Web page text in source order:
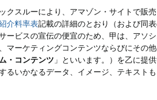
クスルーにより、アマゾン・サイトで販
介料率表記載の詳細のとおり（および同
ービスの宣伝の便宜のため、甲は、アソ
マーケティングコンテンツならびにその
・コンテンツ 」といいます。）を乙に提
るいかなるデータ、イメージ、テキス